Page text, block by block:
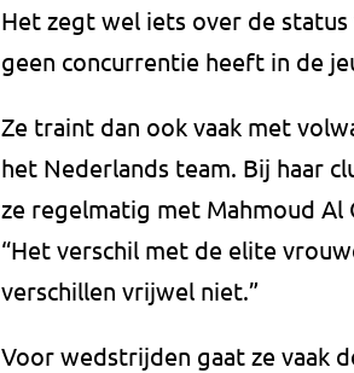
Het zegt wel iets over de
geen concurrentie heeft in de
Ze traint dan ook vaak met
het Nederlands team. Bij haar
ze regelmatig met Mahmoud Al
“Het verschil met de elite
verschillen vrijwel niet.”
Voor wedstrijden gaat ze vaak